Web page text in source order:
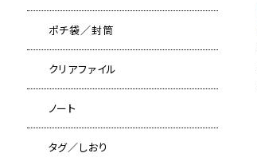
ポチ袋／封筒
クリアファイル
ノート
タグ／しおり